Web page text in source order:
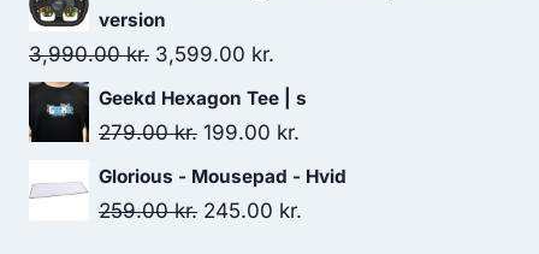
369.00 kr..
version
3,990.00kr. Original
price
was:
3,599.00 kr.
price
is:
Geekd Hexagon Tee | s
279.00kr. Original
price
was:
199.00 kr.
price
Glorious - Mousepad - Hvid
259.00kr. Original
245.00 kr.